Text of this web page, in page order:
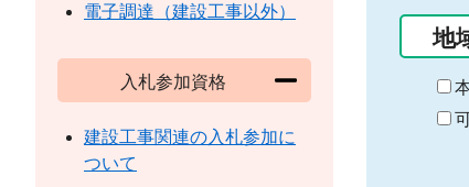
の
始
ま
り
地
電子調達（建設工事以外）
入札参加資格
建設工事関連の入札参加に
ついて